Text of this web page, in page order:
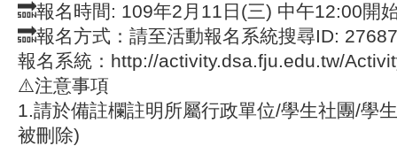
🔜報名時間: 109年2月11日(三) 中午12:00開
🔜報名方式：請至活動報名系統搜尋ID: 27687
報名系統：http://activity.dsa.fju.edu.tw/
⚠️注意事項
1.請於備註欄註明所屬行政單位/學生社團/學
被刪除)